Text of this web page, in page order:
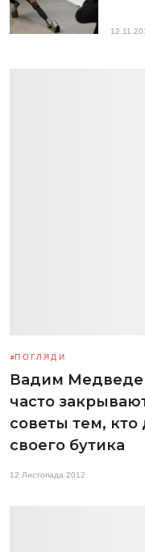
ПОГЛЯДИ
Вадим
часто
советы тем,
своего бутика
12 Листопада 2012